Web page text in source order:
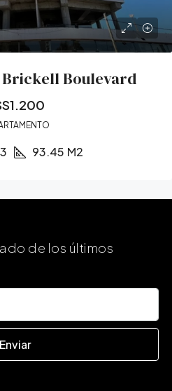
Boulevard
3 93.45 M2
de los últimos
Enviar